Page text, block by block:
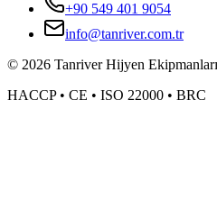
+90 549 401 9054
info@tanriver.com.tr
© 2026 Tanriver Hijyen
HACCP • CE • ISO 22000 • BRC